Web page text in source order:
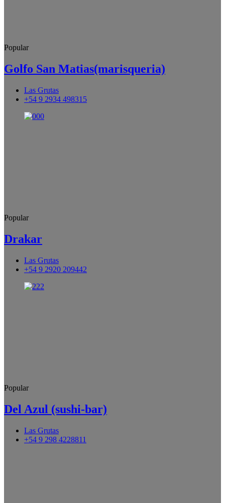
Popular
Golfo San Matias(marisqueria)
Las Grutas
+54 9 2934 498315
Popular
Drakar
Las Grutas
+54 9 2920 209442
Popular
Del Azul (sushi-bar)
Las Grutas
+54 9 298 4228811